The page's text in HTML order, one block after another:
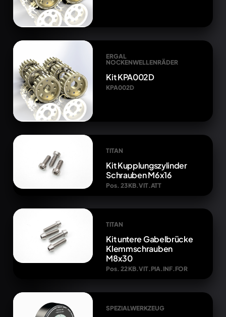
ERGAL
NOCKENWELLENRÄDER
Kit KPA002D
KPA002D
TITAN
Kit Kupplungszylinder
Schrauben M6x16
Pos. 23 KB.VIT.ATT
TITAN
Kit untere Gabelbrücke
Klemmschrauben
M8x30
Pos. 22 KB.VIT.PIA.INF.FOR
SPEZIALWERKZEUG